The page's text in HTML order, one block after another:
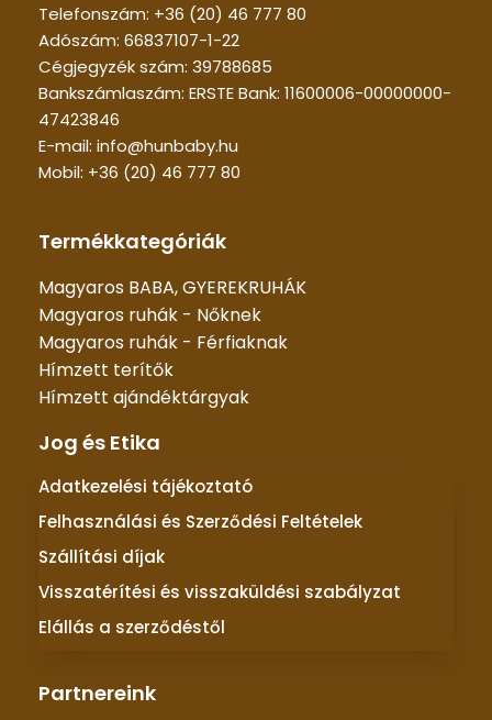
Telefonszám: +36 (20) 46 777 80
Adószám: 66837107-1-22
Cégjegyzék szám: 39788685
Bankszámlaszám: ERSTE Bank: 11600006-00000000-
47423846
E-mail: info@hunbaby.hu
Mobil: +36 (20) 46 777 80
Termékkategóriák
Magyaros BABA, GYEREKRUHÁK
Magyaros ruhák - Nőknek
Magyaros ruhák - Férfiaknak
Hímzett terítők
Hímzett ajándéktárgyak
Jog és Etika
Adatkezelési tájékoztató
Felhasználási és Szerződési Feltételek
Szállítási díjak
Visszatérítési és visszaküldési szabályzat
Elállás a szerződéstől
Partnereink